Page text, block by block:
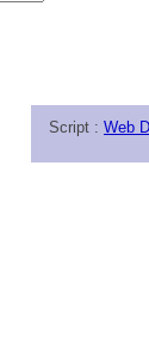
Script : Web